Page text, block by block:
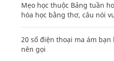
Mẹo học thuộc Bảng tuần
hóa học bằng thơ, câu nói
20 số điện thoại ma ám
nên gọi